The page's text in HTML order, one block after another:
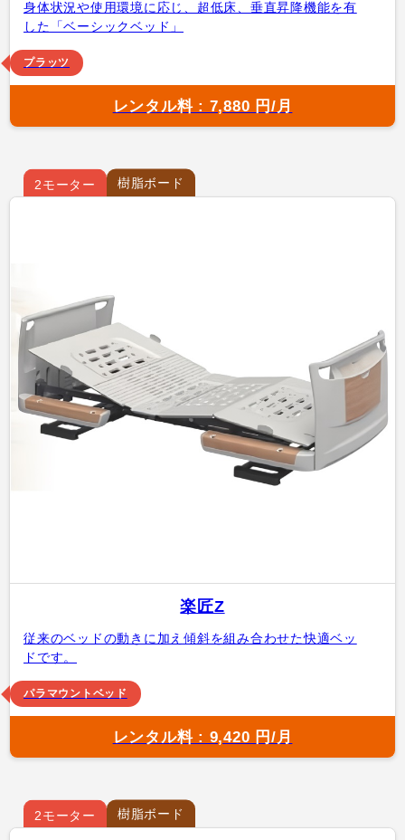
身体状況や使用環境に応じ、超低床、垂直昇降機能を有
した「ベーシックベッド」
プラッツ
レンタル料 : 7,880 円/月
2モーター 樹脂ボード
楽匠Z
従来のベッドの動きに加え傾斜を組み合わせた快適ベッ
ドです。
パラマウントベッド
レンタル料 : 9,420 円/月
2モーター 樹脂ボード